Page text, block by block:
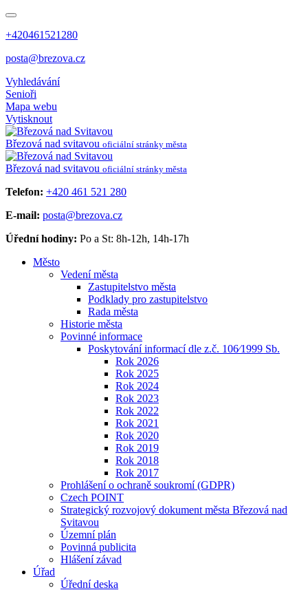
+420461521280
posta@brezova.cz
Vyhledávání
Senioři
Mapa webu
Vytisknout
Březová nad svitavou oficiální stránky města
Březová nad svitavou oficiální stránky města
Telefon: +420 461 521 280
E-mail: posta@brezova.cz
Úřední hodiny: Po a St: 8h-12h, 14h-17h
Město
Vedení města
Zastupitelstvo města
Podklady pro zastupitelstvo
Rada města
Historie města
Povinné informace
Poskytování informací dle z.č. 106⁄1999 Sb.
Rok 2026
Rok 2025
Rok 2024
Rok 2023
Rok 2022
Rok 2021
Rok 2020
Rok 2019
Rok 2018
Rok 2017
Prohlášení o ochraně soukromí (GDPR)
Czech POINT
Strategický rozvojový dokument města Březová nad
Svitavou
Územní plán
Povinná publicita
Hlášení závad
Úřad
Úřední deska